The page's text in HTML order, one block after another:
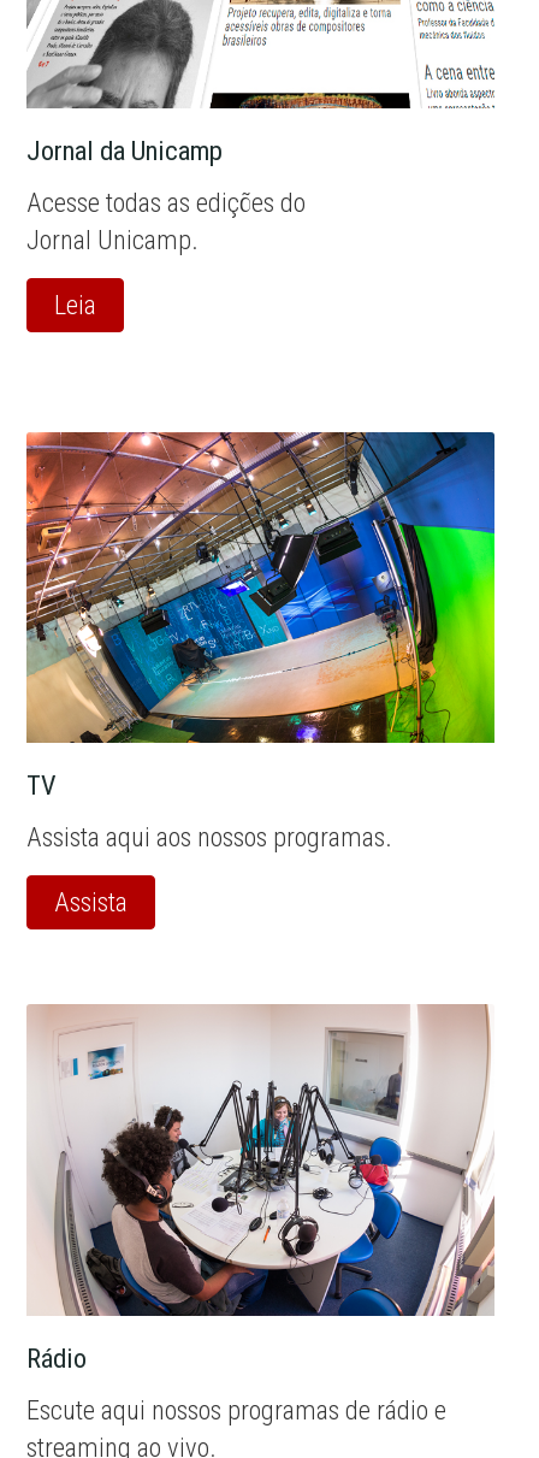
Jornal da Unicamp
Acesse todas as edições do
Jornal Unicamp.
Leia
TV
Assista aqui aos nossos programas.
Assista
Rádio
Escute aqui nossos programas de rádio e
streaming ao vivo.